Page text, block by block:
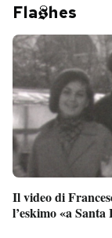
Fla hes
Il video di
l’eskimo «a